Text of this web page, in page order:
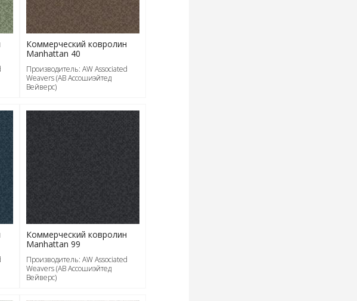
Коммерческий ковролин
Manhattan 40
Производитель: AW Associated
Weavers (АВ Ассошиэйтед
Вейверс)
Коммерческий ковролин
Manhattan 99
Производитель: AW Associated
Weavers (АВ Ассошиэйтед
Вейверс)